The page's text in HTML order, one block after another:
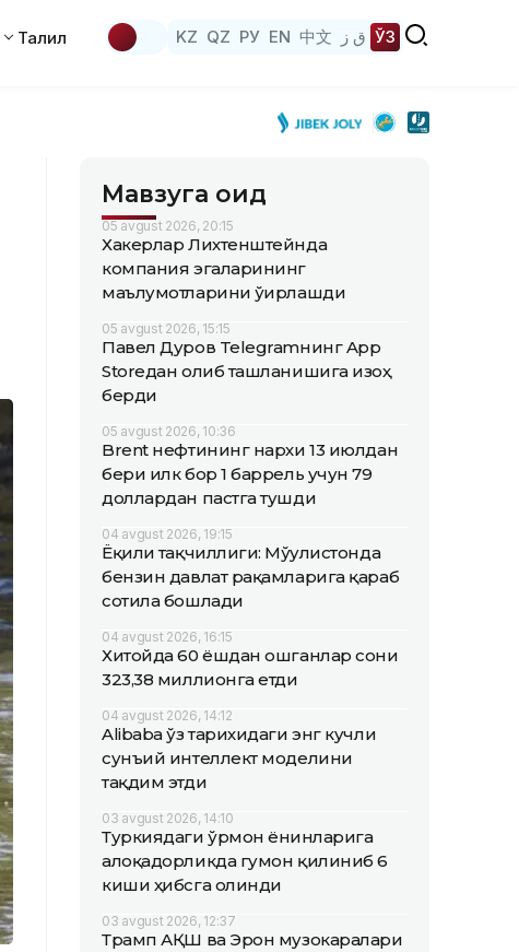
Таҳлил KZ QZ РУ EN 中文 ق ز ЎЗ
Мавзуга оид
05 avgust 2026, 20:15
Хакерлар Лихтенштейнда
компания эгаларининг
маълумотларини ўғирлашди
05 avgust 2026, 15:15
Павел Дуров Telegramнинг App
Storeдан олиб ташланишига изоҳ
берди
05 avgust 2026, 10:36
Brent нефтининг нархи 13 июлдан
бери илк бор 1 баррель учун 79
доллардан пастга тушди
04 avgust 2026, 19:15
Ёқилғи тақчиллиги: Мўғулистонда
бензин давлат рақамларига қараб
сотила бошлади
04 avgust 2026, 16:15
Хитойда 60 ёшдан ошганлар сони
323,38 миллионга етди
04 avgust 2026, 14:12
Alibaba ўз тарихидаги энг кучли
сунъий интеллект моделини
тақдим этди
03 avgust 2026, 14:10
Туркиядаги ўрмон ёнғинларига
алоқадорликда гумон қилиниб 6
киши ҳибсга олинди
03 avgust 2026, 12:37
Трамп АҚШ ва Эрон музокаралари